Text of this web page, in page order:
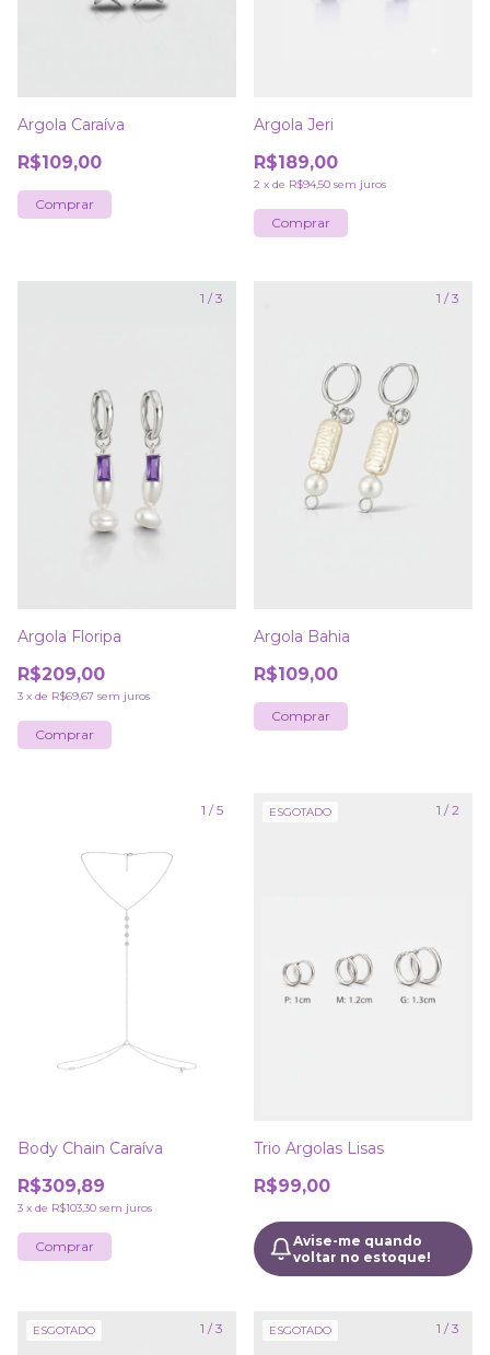
Argola Caraíva
R$109,00
Argola Jeri
R$189,00
2 x de R$94,50 sem juros
1 /3
Argola Floripa
R$209,00
3 x de R$69,67 sem juros
1 /3
Argola Bahia
R$109,00
1 /5
Body Chain Caraíva
R$309,89
3 x de R$103,30 sem juros
1 /2
ESGOTADO
Trio Argolas Lisas
R$99,00
Avise-me quando
voltar no estoque!
1 /3
ESGOTADO 1 /3
ESGOTADO